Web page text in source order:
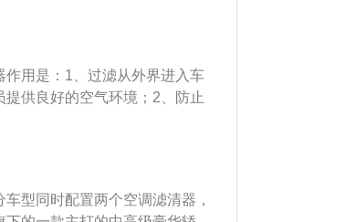
一体变速箱。
用是：1、过滤从外界进入车
供良好的空气环境；2、防止
工业废气和灰尘破坏空调系
为2865mm，整备质量为1801k
型同时配置两个空调滤清器，